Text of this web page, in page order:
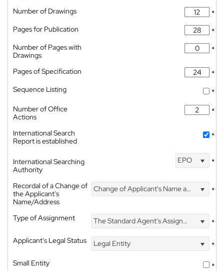
Number of Drawings
*
Pages for Publication
*
Number of Pages with
Drawings
*
Pages of Specification
*
Sequence Listing
*
Number of Office
Actions
*
International Search
Report is established
*
International Searching
Authority
EPO *
Recordal of a Change of
the Applicant's
Name/Address
Change of Applicant's Name and Address *
Type of Assignment The Standard Agent's Assignment
*
Applicant's Legal Status
Legal Entity
*
Small Entity
*